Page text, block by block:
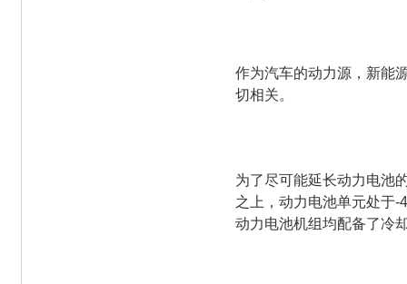
作为汽车的动力源，新能
切相关。
为了尽可能延长动力电池
之上，动力电池单元处于
动力电池机组均配备了冷